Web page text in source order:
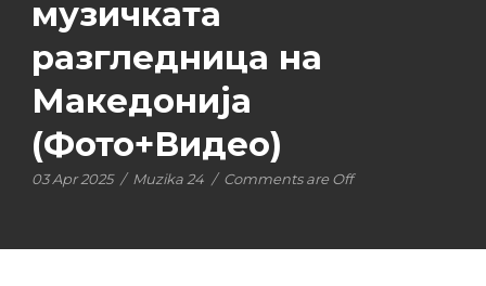
музичката
разгледница на
Македонија
(Фото+Видео)
03 Apr 2025 / Muzika 24 / Comments are Off